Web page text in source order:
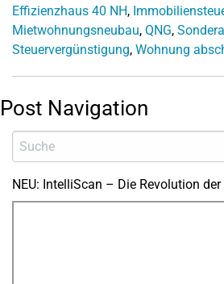
Effizienzhaus 40 NH,
Mietwohnungsneubau, QNG,
Steuervergünstigung, Wohnung
Post Navigation
NEU: IntelliScan – Die Revolution